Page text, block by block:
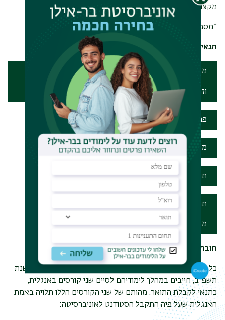
מקצוע ראשי בנוסף לפסיכולוגיה.
*מספר נ"ז עשוי להשתנות בהתאם למחלקה הנוספת
תנאי קבלה לפסיכולוגיה
מסלול קבלה מיוחד למשרתי מילואים, אנשי קבע
וזרועות הביטחון
פרטי מידע קבלת תלמידים
מחשבון סיכויי קבלה
תנאי קבלה לבוגרי מוסדות חרדים
תנאי קבלה לבעלי תעודות מחו"ל
מתורגם לשפה האנגלית
חובת קורסי אנגלית במהלך התואר
כל הסטודנטים המתחילים את לימודיהם לתואר ראשון החל משנת
תשפ"ב, חייבים במהלך לימודיהם לסיים שני קורסים באנגלית,
כתנאי לקבלת התואר. מהותם של שני הקורסים הללו תלויה באמת
האנגלית שעל פיה התקבל הסטודנט לאוניברסיטה: